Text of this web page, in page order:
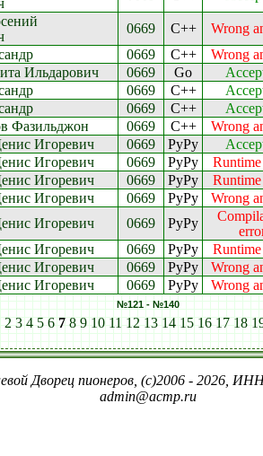
0669 C++
Wrong
0669 C++
Wrong
Ильдарович 0669 Go
0669 C++
0669 C++
Фазильджон 0669 C++
Wrong
Игоревич 0669 PyPy
Игоревич 0669 PyPy
Игоревич 0669 PyPy
Игоревич 0669 PyPy
Wrong
Игоревич 0669 PyPy
Игоревич 0669 PyPy
Игоревич 0669 PyPy
Wrong
Игоревич 0669 PyPy
Wrong
№121 - №140
2 3 4 5 6 7 8 9 10 11 12 13 14 15 16 17 18
Дворец пионеров, (c)2006 - 2026,
admin@acmp.ru